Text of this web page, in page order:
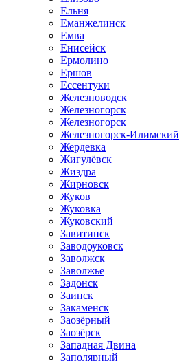
Ельня
Еманжелинск
Емва
Енисейск
Ермолино
Ершов
Ессентуки
Железноводск
Железногорск
Железногорск
Железногорск-Илимский
Жердевка
Жигулёвск
Жиздра
Жирновск
Жуков
Жуковка
Жуковский
Завитинск
Заводоуковск
Заволжск
Заволжье
Задонск
Заинск
Закаменск
Заозёрный
Заозёрск
Западная Двина
Заполярный